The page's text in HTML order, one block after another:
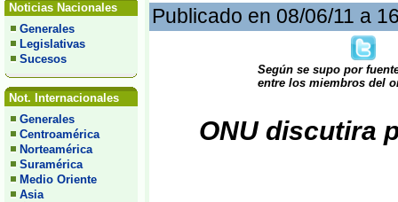
Noticias Nacionales
Generales
Legislativas
Sucesos
Not. Internacionales
Generales
Centroamérica
Norteamérica
Suramérica
Medio Oriente
Asia
Publicado en 08/06/11 a
Según se supo por
entre los miembros del
ONU discutira